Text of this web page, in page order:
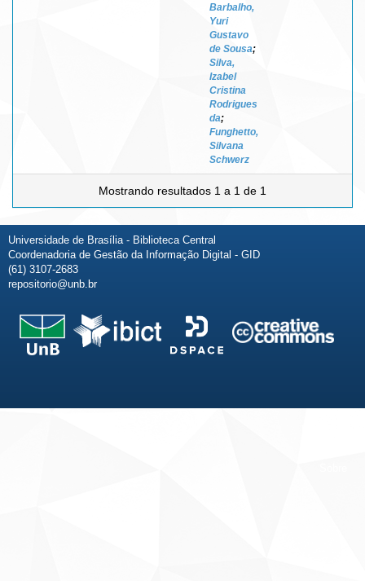
Barbalho,
Yuri
Gustavo
de Sousa;
Silva,
Izabel
Cristina
Rodrigues
da;
Funghetto,
Silvana
Schwerz
Mostrando resultados 1 a 1 de 1
Universidade de Brasília - Biblioteca Central
Coordenadoria de Gestão da Informação Digital - GID
(61) 3107-2683
repositorio@unb.br